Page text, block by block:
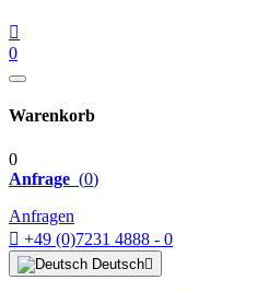

0
Warenkorb
0
Anfrage (0)
Anfragen
 +49 (0)7231 4888 - 0
Deutsch